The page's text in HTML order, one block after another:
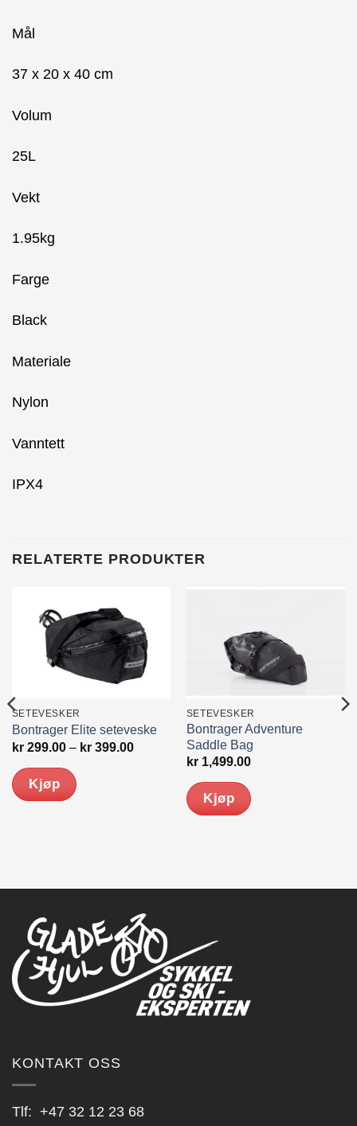
Mål
37 x 20 x 40 cm
Volum
25L
Vekt
1.95kg
Farge
Black
Materiale
Nylon
Vanntett
IPX4
RELATERTE PRODUKTER
SETEVESKER
Bontrager Elite seteveske
kr299.00 – kr399.00Prisområde:
Kjøp
varianter.
kan
velges
på
produktsiden
SETEVESKER
Bontrager Adventure
Saddle Bag
kr1,499.00
Kjøp
KONTAKT OSS
Tlf: +47 32 12 23 68